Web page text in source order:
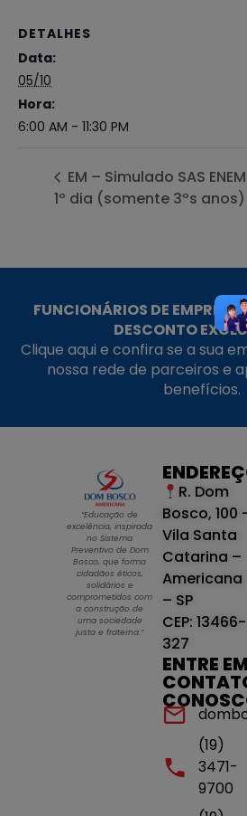
DETALHES
Data:
05/10
Hora:
6:00 AM - 11:30 PM
EM – Simulado SAS ENEM
1º dia (somente 3ºs anos)
FUNCIONÁRIOS DE
DESCONTO
Clique aqui e confira se a sua
nossa rede de parceiros e
benefícios.
“Educação de
excelência, inspirada
no Sistema
Preventivo de Dom
Bosco, que forma
cidadãos éticos,
solidários e
comprometidos com
a construção de
uma sociedade
justa e fraterna.”
R. Dom
Bosco, 100
Vila Santa
Catarina –
Americana
– SP
CEP: 13466-
327
ENTRE EM
(19)
3471-
9700